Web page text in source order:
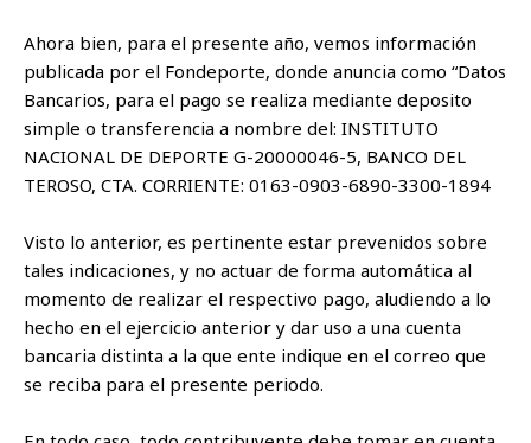
Ahora bien, para el presente año, vemos información
publicada por el Fondeporte, donde anuncia como “Datos
Bancarios, para el pago se realiza mediante deposito
simple o transferencia a nombre del: INSTITUTO
NACIONAL DE DEPORTE G-20000046-5, BANCO DEL
TEROSO, CTA. CORRIENTE: 0163-0903-6890-3300-1894
Visto lo anterior, es pertinente estar prevenidos sobre
tales indicaciones, y no actuar de forma automática al
momento de realizar el respectivo pago, aludiendo a lo
hecho en el ejercicio anterior y dar uso a una cuenta
bancaria distinta a la que ente indique en el correo que
se reciba para el presente periodo.